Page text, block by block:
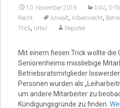
10. November 2019 DAV, O-
Recht Anwalt, Arbeitsrecht,
Trick, Urteil Reporter
Mit einem fiesen Trick wollte die
Seniorenheims missliebige
Betriebsratsmitglieder
Personen wurden als
um andere Mitarbeiter zu
Kündigungsgründe zu finden.